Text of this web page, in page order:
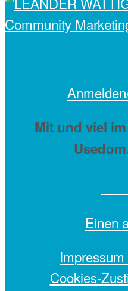
Mit und viel
Einen
Impressum
Cookies-